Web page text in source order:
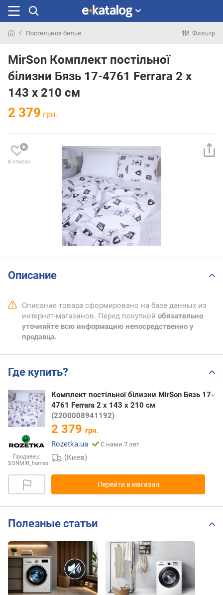
раньше
Постельное белье Фильтр
MirSon Комплект постільної
білизни Бязь 17-4761 Ferrara 2 x
143 x 210 см
2 379 грн.
в список
Описание
Описание товара сформировано на базе данных из
интернет-магазинов. Перед покупкой обязательно
уточняйте всю информацию непосредственно у
продавца.
Где купить?
Продавец:
SONMIR_homes
Комплект постільної білизни MirSon Бязь 17-
4761 Ferrara 2 x 143 x 210 см
(2200008941192)
2 379 грн.
Rozetka.ua
С нами 7 лет
(Киев)
Перейти в магазин
Полезные статьи